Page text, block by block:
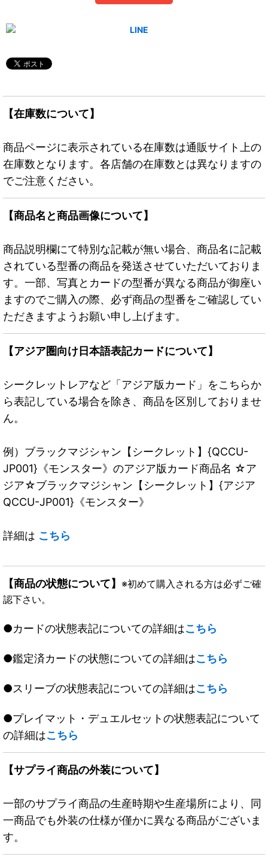
【在庫数について】
商品ページに表示されている在庫数は通販サイト上の
在庫数となります。各店舗の在庫数とは異なりますの
でご注意ください。
【商品名と商品画像について】
商品説明欄にて特別な記載が無い場合、商品名に記載
されている型番の商品を発送させていただいておりま
す。一部、写真とカードの型番が異なる商品が御座い
ますのでご購入の際、必ず商品の型番をご確認してい
ただきますようお願い申し上げます。
【アジア圏向け日本語表記カードについて】
シークレットレアなど「アジア版カード」をこちらか
ら表記している場合を除き、商品を区別しておりませ
ん。
例）ブラックマジシャン【シークレット】{QCCU-
JP001}《モンスター》のアジア版カード商品名 ☆ア
ジア☆ブラックマジシャン【シークレット】{アジア
QCCU-JP001}《モンスター》
詳細は こちら
【商品の状態について】 ※初めて購入される方は必ずご確
認下さい。
●カードの状態表記についての詳細はこちら
●鑑定済カードの状態についての詳細はこちら
●スリーブの状態表記についての詳細はこちら
●プレイマット・デュエルセットの状態表記について
の詳細はこちら
【サプライ商品の外装について】
一部のサプライ商品の生産時期や生産場所により、同
一商品でも外装の仕様が僅かに異なる商品がございま
す。